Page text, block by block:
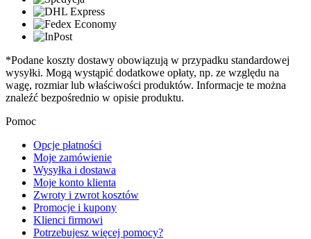
*Podane koszty dostawy obowiązują w przypadku standardowej
wysyłki. Mogą wystąpić dodatkowe opłaty, np. ze względu na
wagę, rozmiar lub właściwości produktów. Informacje te można
znaleźć bezpośrednio w opisie produktu.
Pomoc
Opcje płatności
Moje zamówienie
Wysyłka i dostawa
Moje konto klienta
Zwroty i zwrot kosztów
Promocje i kupony
Klienci firmowi
Potrzebujesz więcej pomocy?